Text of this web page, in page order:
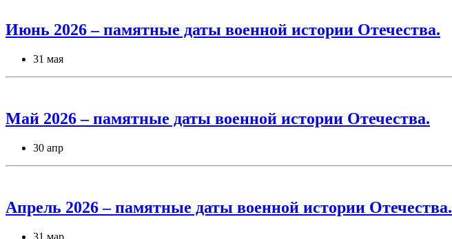
Июнь 2026 – памятные даты военной истории Отечества.
31 мая
Май 2026 – памятные даты военной истории Отечества.
30 апр
Апрель 2026 – памятные даты военной истории Отечества.
31 мар